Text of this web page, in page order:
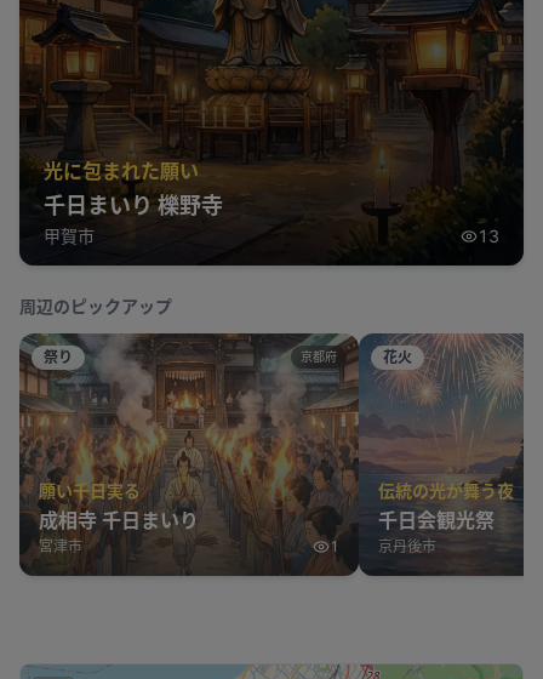
光に包まれた願い
千日まいり 櫟野寺
甲賀市 13
周辺のピックアップ
祭り 京都府
願い千日実る
成相寺 千日まいり
宮津市 1
花火
伝統の光が舞う夜
千日会観光祭
京丹後市